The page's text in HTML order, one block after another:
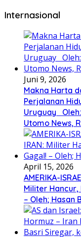
Internasional
Juni 9, 2026
Makna Harta
Perjalanan
Uruguay
Utomo News,
April 15, 2026
AMERIKA-
Militer
– Oleh; Hasan